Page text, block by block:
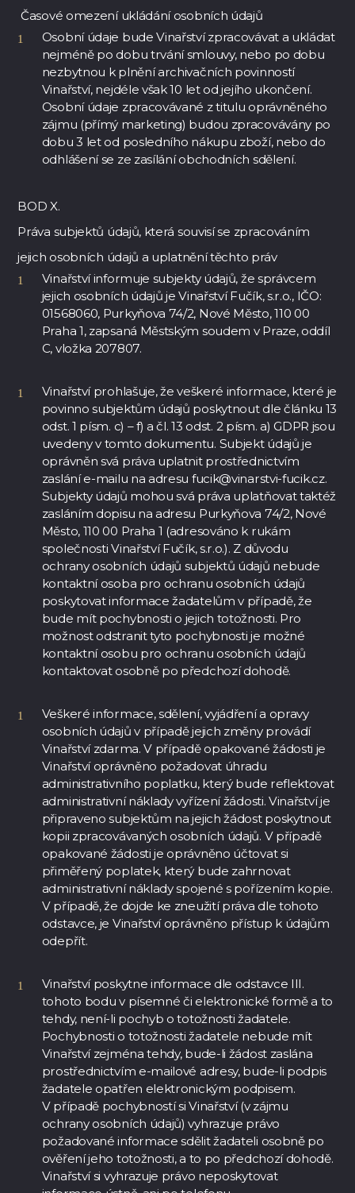
Časové omezení ukládání osobních údajů
Osobní údaje bude Vinařství zpracovávat a ukládat
nejméně po dobu trvání smlouvy, nebo po dobu
nezbytnou k plnění archivačních povinností
Vinařství, nejdéle však 10 let od jejího ukončení.
Osobní údaje zpracovávané z titulu oprávněného
zájmu (přímý marketing) budou zpracovávány po
dobu 3 let od posledního nákupu zboží, nebo do
odhlášení se ze zasílání obchodních sdělení.
BOD X.
Práva subjektů údajů, která souvisí se zpracováním
jejich osobních údajů a uplatnění těchto práv
Vinařství informuje subjekty údajů, že správcem
jejich osobních údajů je Vinařství Fučík, s.r.o., IČO:
01568060, Purkyňova 74/2, Nové Město, 110 00
Praha 1, zapsaná Městským soudem v Praze, oddíl
C, vložka 207807.
Vinařství prohlašuje, že veškeré informace, které je
povinno subjektům údajů poskytnout dle článku 13
odst. 1 písm. c) – f) a čl. 13 odst. 2 písm. a) GDPR jsou
uvedeny v tomto dokumentu. Subjekt údajů je
oprávněn svá práva uplatnit prostřednictvím
zaslání e-mailu na adresu fucik@vinarstvi-fucik.cz.
Subjekty údajů mohou svá práva uplatňovat taktéž
zasláním dopisu na adresu Purkyňova 74/2, Nové
Město, 110 00 Praha 1 (adresováno k rukám
společnosti Vinařství Fučík, s.r.o.). Z důvodu
ochrany osobních údajů subjektů údajů nebude
kontaktní osoba pro ochranu osobních údajů
poskytovat informace žadatelům v případě, že
bude mít pochybnosti o jejich totožnosti. Pro
možnost odstranit tyto pochybnosti je možné
kontaktní osobu pro ochranu osobních údajů
kontaktovat osobně po předchozí dohodě.
Veškeré informace, sdělení, vyjádření a opravy
osobních údajů v případě jejich změny provádí
Vinařství zdarma. V případě opakované žádosti je
Vinařství oprávněno požadovat úhradu
administrativního poplatku, který bude reflektovat
administrativní náklady vyřízení žádosti. Vinařství je
připraveno subjektům na jejich žádost poskytnout
kopii zpracovávaných osobních údajů. V případě
opakované žádosti je oprávněno účtovat si
přiměřený poplatek, který bude zahrnovat
administrativní náklady spojené s pořízením kopie.
V případě, že dojde ke zneužití práva dle tohoto
odstavce, je Vinařství oprávněno přístup k údajům
odepřít.
Vinařství poskytne informace dle odstavce III.
tohoto bodu v písemné či elektronické formě a to
tehdy, není-li pochyb o totožnosti žadatele.
Pochybnosti o totožnosti žadatele nebude mít
Vinařství zejména tehdy, bude-li žádost zaslána
prostřednictvím e-mailové adresy, bude-li podpis
žadatele opatřen elektronickým podpisem.
V případě pochybností si Vinařství (v zájmu
ochrany osobních údajů) vyhrazuje právo
požadované informace sdělit žadateli osobně po
ověření jeho totožnosti, a to po předchozí dohodě.
Vinařství si vyhrazuje právo neposkytovat